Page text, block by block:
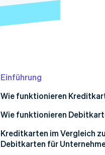
Einführung
Wie funktionieren
Kreditkarten von
Kreditkarten für
Wie funktionieren
Debitkarten von
Kundinnen/Kunden
Kreditkarten im Vergleich zu
Debitkarten für